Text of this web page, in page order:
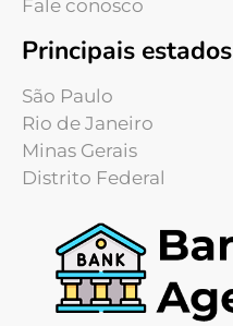
Fale conosco
Principais estados
São Paulo
Rio de Janeiro
Minas Gerais
Distrito Federal